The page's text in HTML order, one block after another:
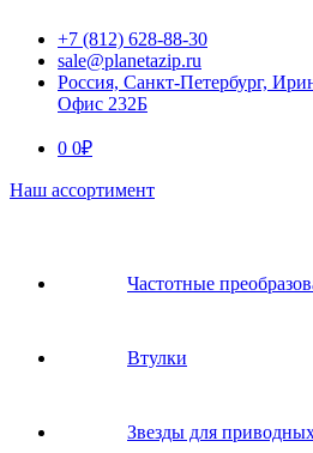
+7 (812) 628-88-30
sale@planetazip.ru
Россия, Санкт-Петербург,
Офис 232Б
0 0₽
Наш ассортимент
Частотные
Втулки
Звeзды для